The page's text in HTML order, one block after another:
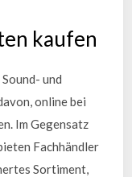
kaufen
und
online bei
Im Gegensatz
Fachhändler
Sortiment,